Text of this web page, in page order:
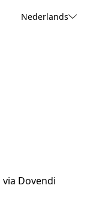
Nederlands
Dovendi